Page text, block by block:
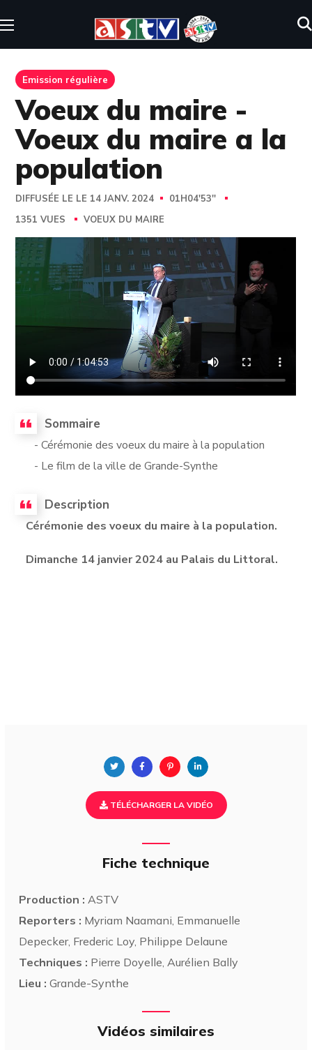
Emission régulière
Voeux du maire -
Voeux du maire a la
population
DIFFUSÉE LE LE 14 JANV. 2024
01H04'53''
1351 VUES
VOEUX DU MAIRE
Sommaire
- Cérémonie des voeux du maire à la population
- Le film de la ville de Grande-Synthe
Description
Cérémonie des voeux du maire à la population.
Dimanche 14 janvier 2024 au Palais du Littoral.
TÉLÉCHARGER LA VIDÉO
Fiche technique
Production : ASTV
Reporters : Myriam Naamani, Emmanuelle
Depecker, Frederic Loy, Philippe Delaune
Techniques : Pierre Doyelle, Aurélien Bally
Lieu : Grande-Synthe
Vidéos similaires